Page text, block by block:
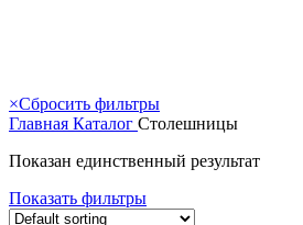
×Сбросить фильтры
Главная Каталог Столешницы
Показан единственный результат
Показать фильтры